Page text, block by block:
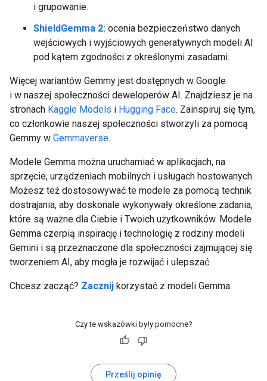
i grupowanie.
ShieldGemma 2: ocenia bezpieczeństwo danych
wejściowych i wyjściowych generatywnych modeli AI
pod kątem zgodności z określonymi zasadami.
Więcej wariantów Gemmy jest dostępnych w Google
i w naszej społeczności deweloperów AI. Znajdziesz je na
stronach Kaggle Models i Hugging Face. Zainspiruj się tym,
co członkowie naszej społeczności stworzyli za pomocą
Gemmy w Gemmaverse.
Modele Gemma można uruchamiać w aplikacjach, na
sprzęcie, urządzeniach mobilnych i usługach hostowanych.
Możesz też dostosowywać te modele za pomocą technik
dostrajania, aby doskonale wykonywały określone zadania,
które są ważne dla Ciebie i Twoich użytkowników. Modele
Gemma czerpią inspirację i technologię z rodziny modeli
Gemini i są przeznaczone dla społeczności zajmującej się
tworzeniem AI, aby mogła je rozwijać i ulepszać.
Chcesz zacząć? Zacznij korzystać z modeli Gemma.
Czy te wskazówki były pomocne?
Prześlij opinię